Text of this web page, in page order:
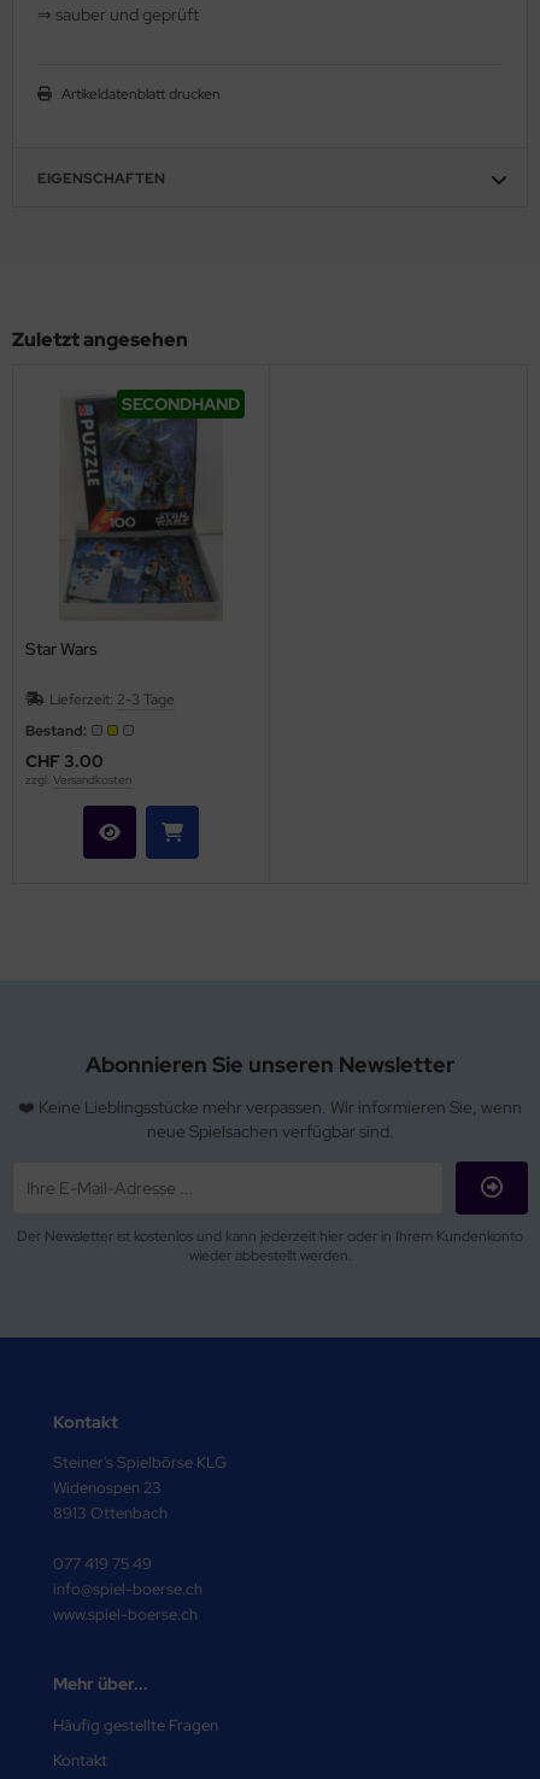
⇒ sauber und geprüft
Artikeldatenblatt drucken
EIGENSCHAFTEN
Zuletzt angesehen
SECONDHAND
Star Wars
Lieferzeit: 2-3 Tage
Bestand:
CHF 3.00
zzgl. Versandkosten
Abonnieren Sie unseren Newsletter
❤️ Keine Lieblingsstücke mehr verpassen. Wir informieren Sie, wenn
neue Spielsachen verfügbar sind.
Der Newsletter ist kostenlos und kann jederzeit hier oder in Ihrem Kundenkonto
wieder abbestellt werden.
Kontakt
Steiner's Spielbörse KLG
Widenospen 23
8913 Ottenbach
077 419 75 49
info@spiel-boerse.ch
www.spiel-boerse.ch
Mehr über...
Häufig gestellte Fragen
Kontakt